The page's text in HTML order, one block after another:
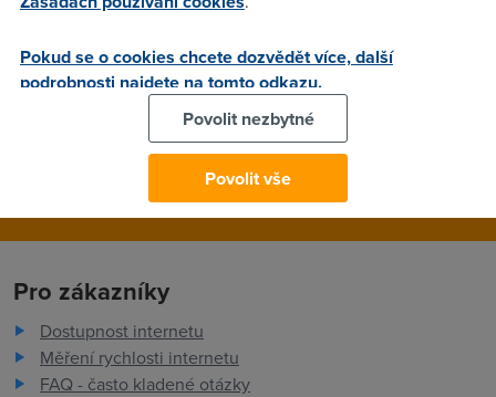
Dost trapny jak si nekdo chce vydelat nejaky zlaty ve hre
tim, ze s tim otravuje na foru o adsl...fakt jsi ubozak a jenom
tady zbytecne zabiras misto...
Pro zákazníky
Dostupnost internetu
Měření rychlosti internetu
FAQ - často kladené otázky
Pokud se o cookies chcete dozvědět více, další
podrobnosti najdete na tomto odkazu.
Povolit nezbytné
Povolit vše